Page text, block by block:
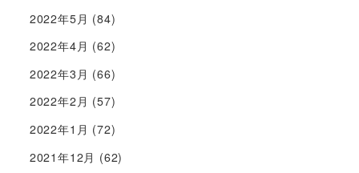
2022年5月 (84)
2022年4月 (62)
2022年3月 (66)
2022年2月 (57)
2022年1月 (72)
2021年12月 (62)